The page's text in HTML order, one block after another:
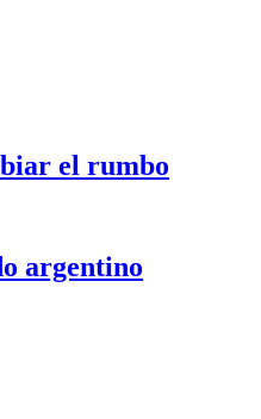
el rumbo
argentino